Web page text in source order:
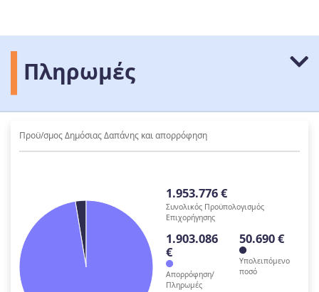
Πληρωμές
Προϋ/σμος Δημόσιας Δαπάνης και απορρόφηση
1.953.776 €
Συνολικός Προϋπολογισμός
Επιχορήγησης
1.903.086
€
Απορρόφηση/
Πληρωμές
50.690 €
Υπολειπόμενο
ποσό